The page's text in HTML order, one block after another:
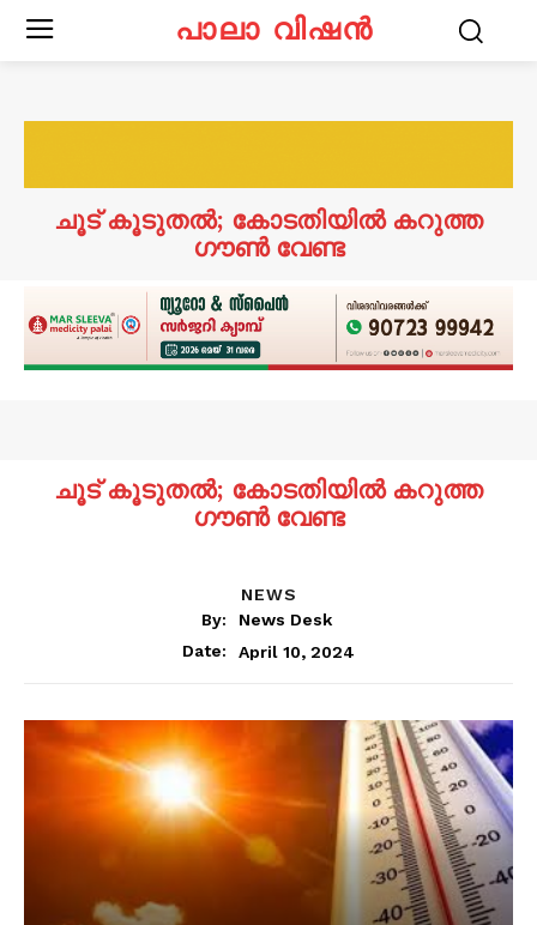
പാലാ വിഷൻ
ചൂട് കൂടുതൽ; കോടതിയിൽ കറുത്ത
ഗൗൺ വേണ്ട
ചൂട് കൂടുതൽ; കോടതിയിൽ കറുത്ത
ഗൗൺ വേണ്ട
NEWS
By:
News Desk
Date:
April 10, 2024